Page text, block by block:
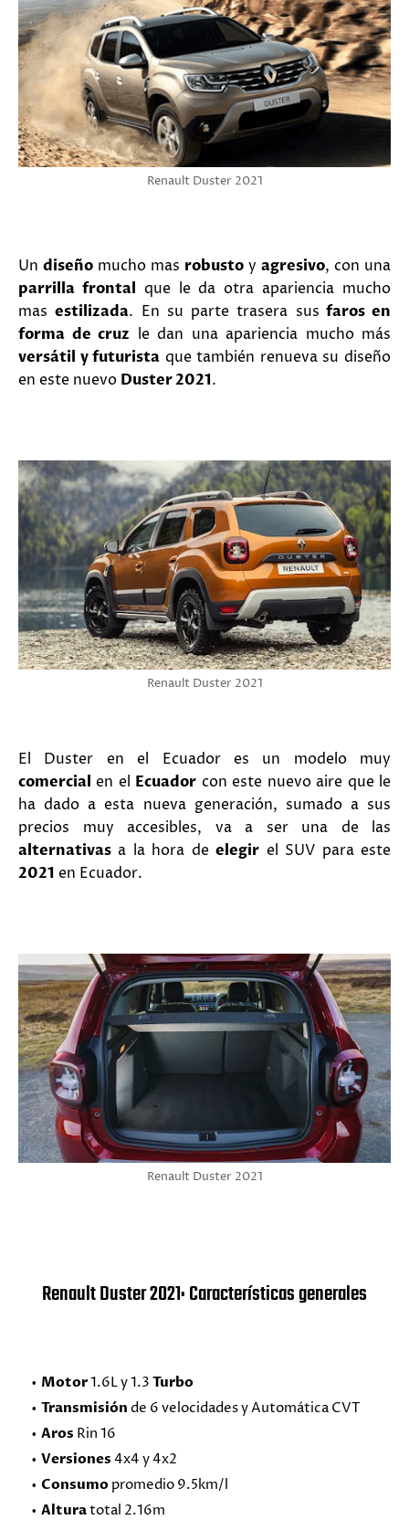
Renault Duster 2021
Undiseño mucho mas robustoy agresivo, con una
parrilla frontal que le da otra apariencia mucho
masestilizada. En su parte trasera sus faros en
forma de cruz le dan una apariencia mucho más
versátil y futurista que también renueva su diseño
en este nuevo Duster 2021.
Renault Duster 2021
El Duster en el Ecuador es un modelo muy
comercial en el Ecuador con este nuevo aire que le
ha dado a esta nueva generación, sumado a sus
precios muy accesibles, va a ser una de las
alternativas a la hora deelegir el SUV para este
2021 en Ecuador.
Renault Duster 2021
Renault Duster 2021: Características generales
Motor1.6L y 1.3 Turbo
Transmisión de 6 velocidades y Automática CVT
Aros Rin 16
Versiones 4x4 y 4x2
Consumo promedio 9.5km/l
Alturatotal 2.16m